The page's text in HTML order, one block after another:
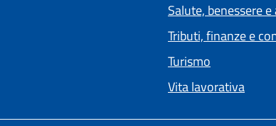
Salute, benessere
Tributi, finanze e
Turismo
Vita lavorativa